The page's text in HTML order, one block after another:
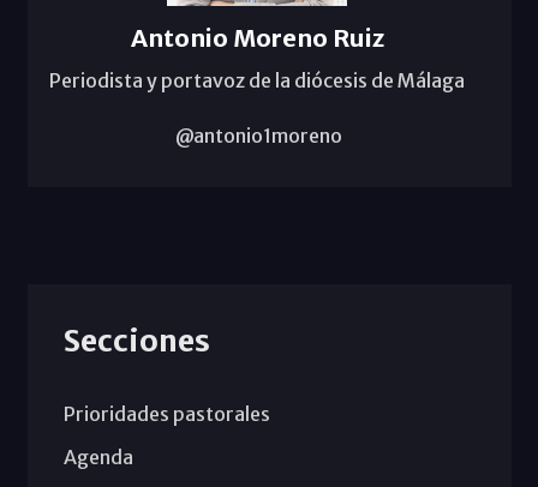
Antonio Moreno Ruiz
Periodista y portavoz de la diócesis de Málaga
@antonio1moreno
Secciones
Prioridades pastorales
Agenda